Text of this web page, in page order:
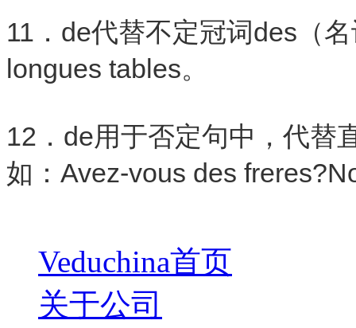
11．de代替不定冠词des（
longues tables。
12．de用于否定句中，代替
如：Avez-vous des
Veduchina首页
关于公司